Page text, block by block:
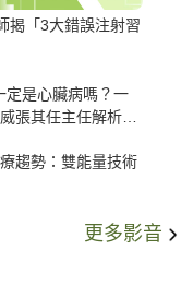
揭「3大錯誤注射習
定是心臟病嗎？一
張其任主任解析支
趨勢：雙能量技術
更多影音